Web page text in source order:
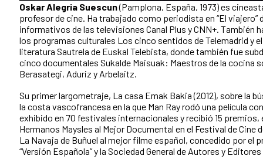
Oskar Alegria Suescun(Pamplona, España, 1973) es
profesor de cine. Ha trabajado como periodista en “El viajero”
informativos de las televisiones Canal Plus y CNN+. También
los programas culturales Los cinco sentidos de Telemadrid y
literatura Sautrela de Euskal Telebista, donde también fue
cinco documentales Sukalde Maisuak: Maestros de la cocina
Berasategi, Aduriz y Arbelaitz.
Su primer largometraje, La casa Emak Bakia (2012), sobre la
la costa vascofrancesa en la que Man Ray rodó una película
exhibido en 70 festivales internacionales y recibió 15 premios,
Hermanos Maysles al Mejor Documental en el Festival de Cine
La Navaja de Buñuel al mejor filme español, concedido por el
“Versión Española” y la Sociedad General de Autores y